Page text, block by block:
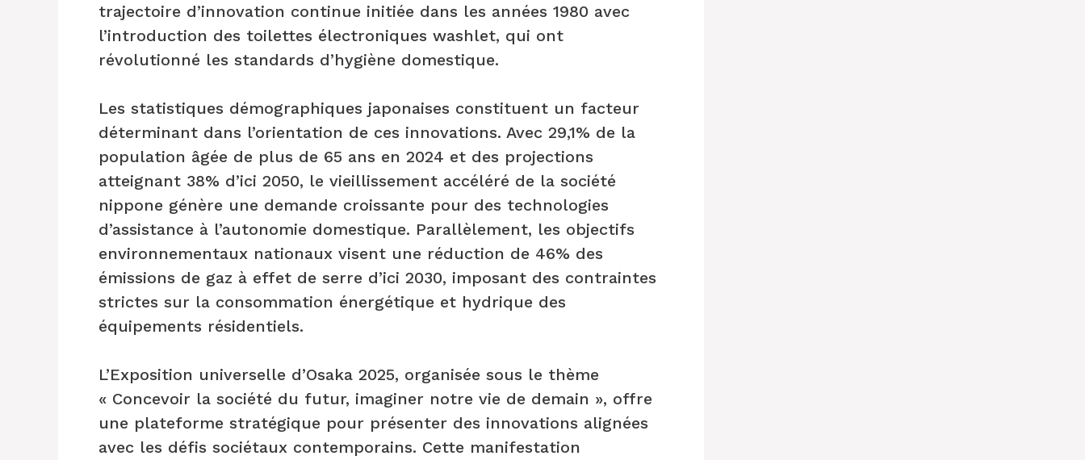
trajectoire d’innovation continue initiée dans les années 1980 avec
l’introduction des toilettes électroniques washlet, qui ont
révolutionné les standards d’hygiène domestique.
Les statistiques démographiques japonaises constituent un facteur
déterminant dans l’orientation de ces innovations. Avec 29,1% de la
population âgée de plus de 65 ans en 2024 et des projections
atteignant 38% d’ici 2050, le vieillissement accéléré de la société
nippone génère une demande croissante pour des technologies
d’assistance à l’autonomie domestique. Parallèlement, les objectifs
environnementaux nationaux visent une réduction de 46% des
émissions de gaz à effet de serre d’ici 2030, imposant des contraintes
strictes sur la consommation énergétique et hydrique des
équipements résidentiels.
L’Exposition universelle d’Osaka 2025, organisée sous le thème
« Concevoir la société du futur, imaginer notre vie de demain », offre
une plateforme stratégique pour présenter des innovations alignées
avec les défis sociétaux contemporains. Cette manifestation